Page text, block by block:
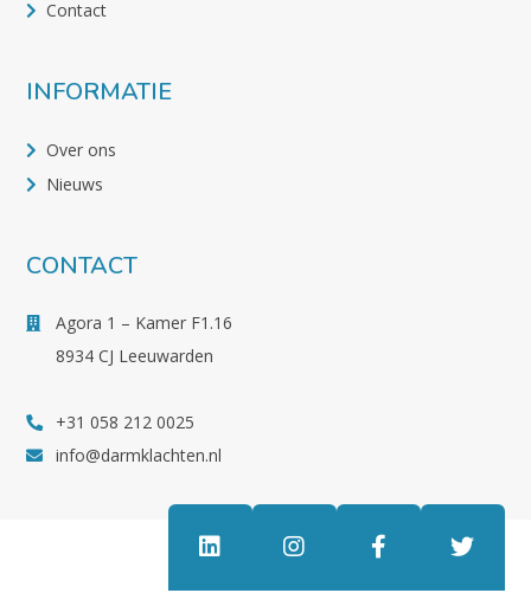
Contact
INFORMATIE
Over ons
Nieuws
CONTACT
Agora 1 – Kamer F1.16
8934 CJ Leeuwarden
+31 058 212 0025
info@darmklachten.nl